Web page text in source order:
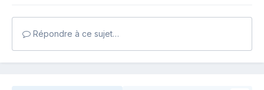
Répondre à ce sujet…